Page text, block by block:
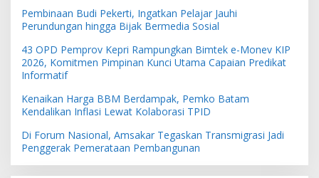
Pembinaan Budi Pekerti, Ingatkan Pelajar Jauhi
Perundungan hingga Bijak Bermedia Sosial
43 OPD Pemprov Kepri Rampungkan Bimtek e-Monev KIP
2026, Komitmen Pimpinan Kunci Utama Capaian Predikat
Informatif
Kenaikan Harga BBM Berdampak, Pemko Batam
Kendalikan Inflasi Lewat Kolaborasi TPID
Di Forum Nasional, Amsakar Tegaskan Transmigrasi Jadi
Penggerak Pemerataan Pembangunan